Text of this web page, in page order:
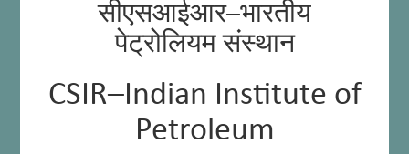
सीएसआईआर–भारतीय
पेट्रोलियम संस्थान
CSIR–Indian Institute of
Petroleum